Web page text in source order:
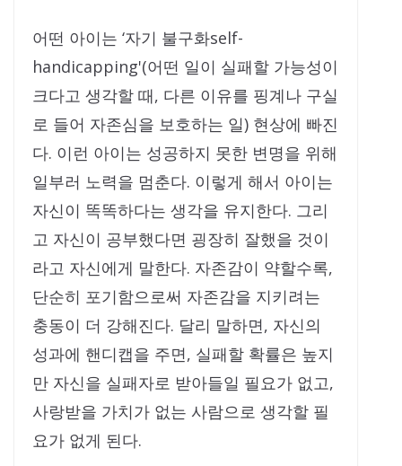
어떤 아이는 ‘자기 불구화self-
handicapping'(어떤 일이 실패할 가능성이
크다고 생각할 때, 다른 이유를 핑계나 구실
로 들어 자존심을 보호하는 일) 현상에 빠진
다. 이런 아이는 성공하지 못한 변명을 위해
일부러 노력을 멈춘다. 이렇게 해서 아이는
자신이 똑똑하다는 생각을 유지한다. 그리
고 자신이 공부했다면 굉장히 잘했을 것이
라고 자신에게 말한다. 자존감이 약할수록,
단순히 포기함으로써 자존감을 지키려는
충동이 더 강해진다. 달리 말하면, 자신의
성과에 핸디캡을 주면, 실패할 확률은 높지
만 자신을 실패자로 받아들일 필요가 없고,
사랑받을 가치가 없는 사람으로 생각할 필
요가 없게 된다.